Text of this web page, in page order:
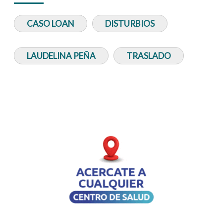
CASO LOAN DISTURBIOS
LAUDELINA PEÑA TRASLADO